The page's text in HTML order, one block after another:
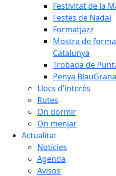
Festivitat de la
Festes de Nadal
Formatjazz
Mostra de
Catalunya
Trobada de
Penya
Llocs d'interès
Rutes
On dormir
On menjar
Actualitat
Notícies
Agenda
Avisos